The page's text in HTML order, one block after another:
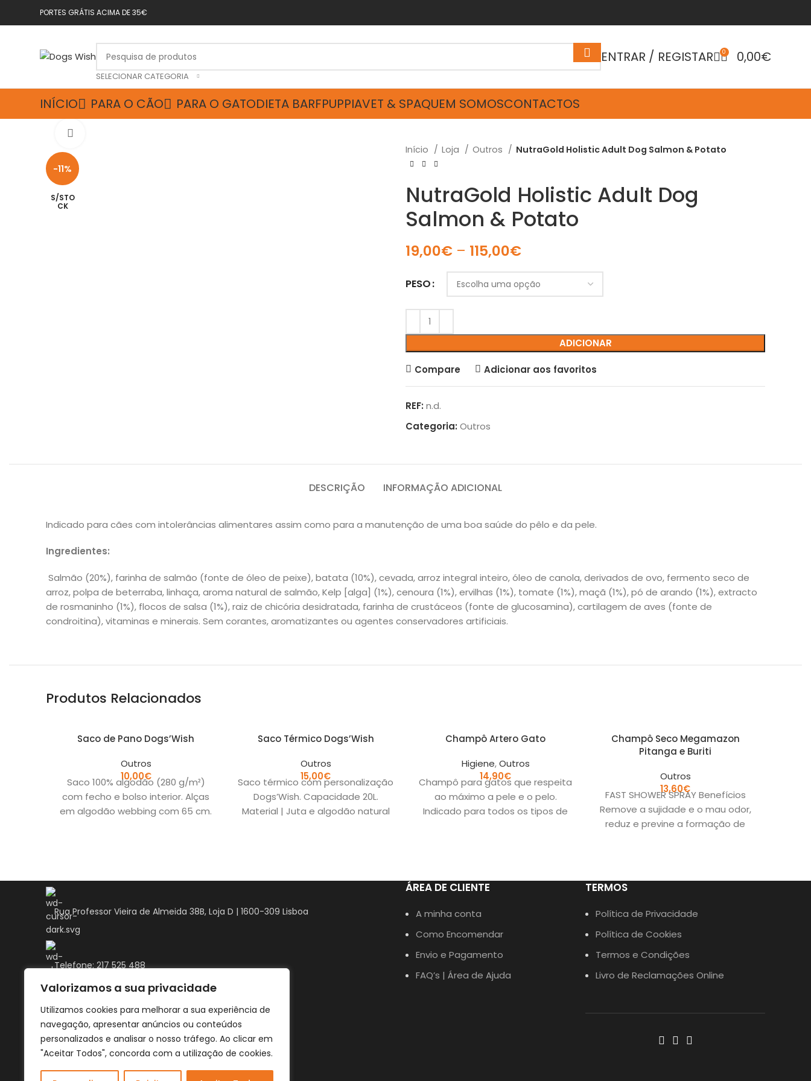
Valorizamos a sua privacidade
Utilizamos cookies para melhorar a sua experiência de
navegação, apresentar anúncios ou conteúdos
personalizados e analisar o nosso tráfego. Ao clicar em
"Aceitar Todos", concorda com a utilização de cookies.
PORTES GRÁTIS ACIMA DE 35€
SELECIONAR CATEGORIA
ENTRAR / REGISTAR 0 0,00€
INÍCIO PARA O CÃO PARA O GATODIETA BARFPUPPIAVET & SPAQUEM SOMOSCONTACTOS
-11%
S/STO
CK
Início Loja Outros NutraGold Holistic Adult Dog Salmon & Potato
NutraGold Holistic Adult Dog
Salmon & Potato
19,00€ – 115,00€
PESO
ADICIONAR
Compare Adicionar aos favoritos
REF: n.d.
Categoria: Outros
DESCRIÇÃO INFORMAÇÃO ADICIONAL
Indicado para cães com intolerâncias alimentares assim como para a manutenção de uma boa saúde do pêlo e da pele.
Ingredientes:
Salmão (20%), farinha de salmão (fonte de óleo de peixe), batata (10%), cevada, arroz integral inteiro, óleo de canola, derivados de ovo, fermento seco de
arroz, polpa de beterraba, linhaça, aroma natural de salmão, Kelp [alga] (1%), cenoura (1%), ervilhas (1%), tomate (1%), maçã (1%), pó de arando (1%), extracto
de rosmaninho (1%), flocos de salsa (1%), raiz de chicória desidratada, farinha de crustáceos (fonte de glucosamina), cartilagem de aves (fonte de
condroitina), vitaminas e minerais. Sem corantes, aromatizantes ou agentes conservadores artificiais.
Produtos Relacionados
Saco de Pano Dogs’Wish
Outros
10,00€
Saco 100% algodão (280 g/m²)
com fecho e bolso interior. Alças
em algodão webbing com 65 cm.
Saco Térmico Dogs’Wish
Outros
15,00€
Saco térmico com personalização
Dogs’Wish. Capacidade 20L.
Material | Juta e algodão natural
Champô Artero Gato
Higiene,Outros
14,90€
Champô para gatos que respeita
ao máximo a pele e o pelo.
Indicado para todos os tipos de
Champô Seco Megamazon
Pitanga e Buriti
Outros
13,60€
FAST SHOWER SPRAY Benefícios
Remove a sujidade e o mau odor,
reduz e previne a formação de
Rua Professor Vieira de Almeida 38B, Loja D | 1600-309 Lisboa
Telefone: 217 525 488
Telemóvel: 935 646 283
Email: encomendas@dogswish.pt
ÁREA DE CLIENTE
A minha conta
Como Encomendar
Envio e Pagamento
FAQ’s | Área de Ajuda
TERMOS
Política de Privacidade
Política de Cookies
Termos e Condições
Livro de Reclamações Online